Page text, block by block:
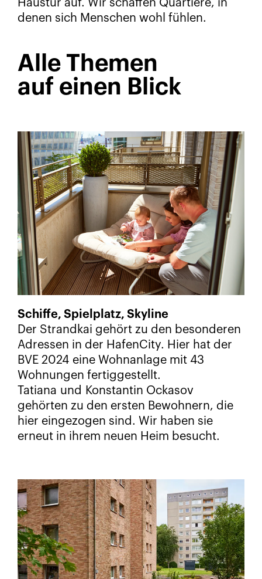
Haustür auf. Wir schaffen Quartiere, in
denen sich Menschen wohl fühlen.
Alle Themen
auf einen Blick
Schiffe, Spielplatz, Skyline
Der Strandkai gehört zu den besonderen
Adressen in der HafenCity. Hier hat der
BVE 2024 eine Wohnanlage mit 43
Wohnungen fertiggestellt.
Tatiana und Konstantin Ockasov
gehörten zu den ersten Bewohnern, die
hier eingezogen sind. Wir haben sie
erneut in ihrem neuen Heim besucht.